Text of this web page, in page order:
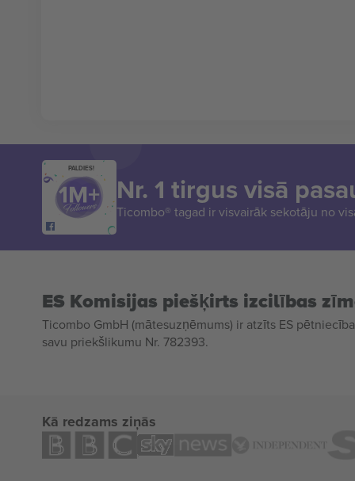
PALDIES!
Nr. 1 tirgus visā
Ticombo® tagad ir visvairāk sekotāju no
ES Komisijas piešķirts izcilības
Ticombo GmbH (mātesuzņēmums) ir atzīts ES
savu priekšlikumu Nr. 782393.
Kā redzams ziņās